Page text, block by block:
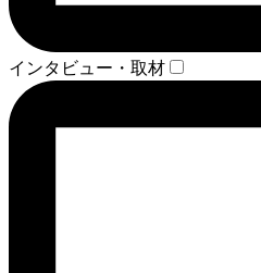
インタビュー・取材